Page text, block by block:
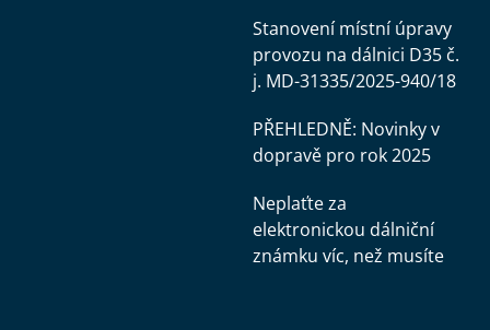
Stanovení místní úpravy
provozu na dálnici D35 č.
j. MD-31335/2025-940/18
PŘEHLEDNĚ: Novinky v
dopravě pro rok 2025
Neplaťte za
elektronickou dálniční
známku víc, než musíte